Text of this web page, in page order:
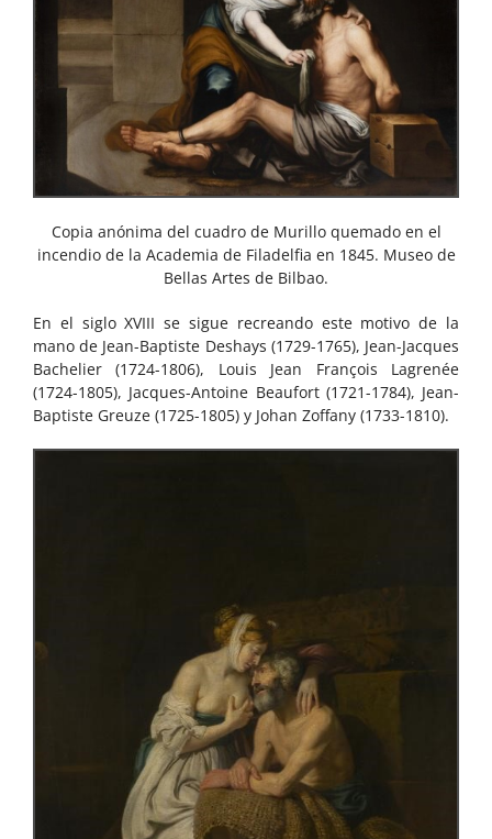
Copia anónima del cuadro de Murillo quemado en el
incendio de la Academia de Filadelfia en 1845. Museo de
Bellas Artes de Bilbao.
En el siglo XVIII se sigue recreando este motivo de la
mano de Jean-Baptiste Deshays (1729-1765), Jean-Jacques
Bachelier (1724-1806), Louis Jean François Lagrenée
(1724-1805), Jacques-Antoine Beaufort (1721-1784), Jean-
Baptiste Greuze (1725-1805) y Johan Zoffany (1733-1810).